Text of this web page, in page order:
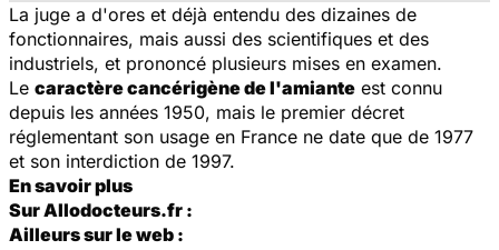
La juge a d'ores et déjà entendu des dizaines de
fonctionnaires, mais aussi des scientifiques et des
industriels, et prononcé plusieurs mises en examen.
Le caractère cancérigène de l'amiante est connu
depuis les années 1950, mais le premier décret
réglementant son usage en France ne date que de 1977
et son interdiction de 1997.
En savoir plus
Sur Allodocteurs.fr :
Ailleurs sur le web :